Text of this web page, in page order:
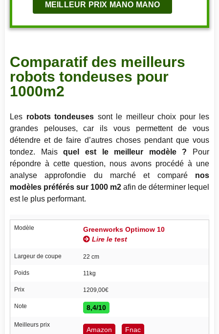
MEILLEUR PRIX MANO MANO
Comparatif des meilleurs
robots tondeuses pour
1000m2
Les robots tondeuses sont le meilleur choix pour les
grandes pelouses, car ils vous permettent de vous
détendre et de faire d’autres choses pendant que vous
tondez. Maisquel est le meilleur modèle ? Pour
répondre à cette question, nous avons procédé à une
analyse approfondie du marché et comparé nos
modèles préférés sur 1000 m2 afin de déterminer lequel
est le plus performant.
Modèle
Greenworks Optimow 10
Lire le test
Largeur de coupe 22 cm
Poids 11kg
Prix 1209,00€
Note 8,4/10
Meilleurs prix
Amazon Fnac